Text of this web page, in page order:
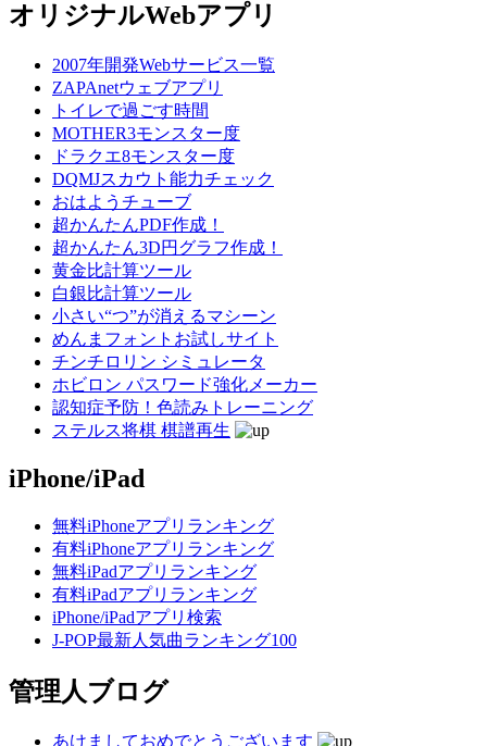
オリジナルWebアプリ
2007年開発Webサービス一覧
ZAPAnetウェブアプリ
トイレで過ごす時間
MOTHER3モンスター度
ドラクエ8モンスター度
DQMJスカウト能力チェック
おはようチューブ
超かんたんPDF作成！
超かんたん3D円グラフ作成！
黄金比計算ツール
白銀比計算ツール
小さい“つ”が消えるマシーン
めんまフォントお試しサイト
チンチロリン シミュレータ
ホビロン パスワード強化メーカー
認知症予防！色読みトレーニング
ステルス将棋 棋譜再生
iPhone/iPad
無料iPhoneアプリランキング
有料iPhoneアプリランキング
無料iPadアプリランキング
有料iPadアプリランキング
iPhone/iPadアプリ検索
J-POP最新人気曲ランキング100
管理人ブログ
あけましておめでとうございます